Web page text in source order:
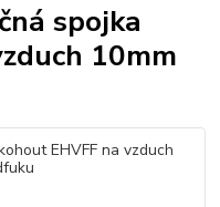
spojka
10mm